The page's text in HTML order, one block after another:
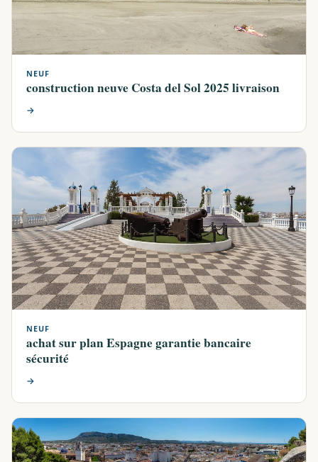
NEUF
construction neuve Costa del Sol 2025 livraison
→
NEUF
achat sur plan Espagne garantie bancaire
sécurité
→